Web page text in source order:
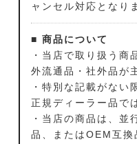
ャンセル対応となり
■ 商品について
・当店で取り扱う商
外流通品・社外品が
・特別な記載がない
正規ディーラー品で
・当店の商品は、並
品、またはOEM互換